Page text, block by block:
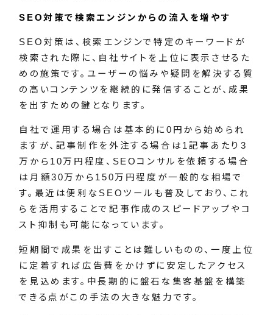
SEO対策で検索エンジンからの流入を増やす
SEO対策は、検索エンジンで特定のキーワードが
検索された際に、自社サイトを上位に表示させるた
めの施策です。ユーザーの悩みや疑問を解決する質
の高いコンテンツを継続的に発信することが、成果
を出すための鍵となります。
自社で運用する場合は基本的に0円から始められ
ますが、記事制作を外注する場合は1記事あたり3
万から10万円程度、SEOコンサルを依頼する場合
は月額30万から150万円程度が一般的な相場で
す。最近は便利なSEOツールも普及しており、これ
らを活用することで記事作成のスピードアップやコ
スト抑制も可能になっています。
短期間で成果を出すことは難しいものの、一度上位
に定着すれば広告費をかけずに安定したアクセス
を見込めます。中長期的に盤石な集客基盤を構築
できる点がこの手法の大きな魅力です。